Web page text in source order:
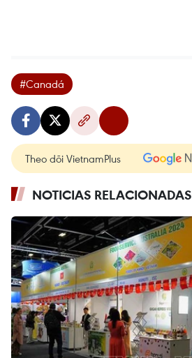
#Canadá
Theo dõi VietnamPlus
NOTICIAS RELACIONADAS